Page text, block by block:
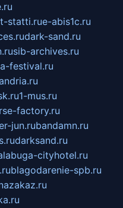
statti.rue-abis1c.ru
dark-sand.ru
sib-archives.ru
festival.ru
1-mus.ru
factory.ru
jun.rubandamn.ru
darksand.ru
cityhotel.ru
blagodarenie-spb.ru